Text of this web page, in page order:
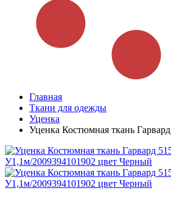
Главная
Ткани для одежды
Уценка
Уценка Костюмная ткань Гарвард